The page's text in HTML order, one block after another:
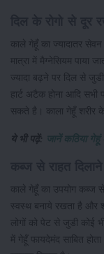
काले गेहूँ का ज्यादातर सेवन
मात्रा में मैग्नेसियम पाया
ज्यादा बढ़ने पर दिल से
हार्ट अटैक होना आदि
सकते है। काला गेहूँ शरीर
ये भी पढ़ें: जानें कठिया गेहूं
काले गेहूँ का उपयोग कब्ज से
स्वस्थ बनाये रखता है और
लोगों को पेट से जुडी कोई
में गेहूँ फायदेमंद साबित